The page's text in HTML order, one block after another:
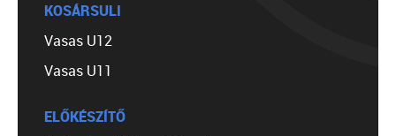
KOSÁRSULI
Vasas U12
Vasas U11
ELŐKÉSZÍTŐ